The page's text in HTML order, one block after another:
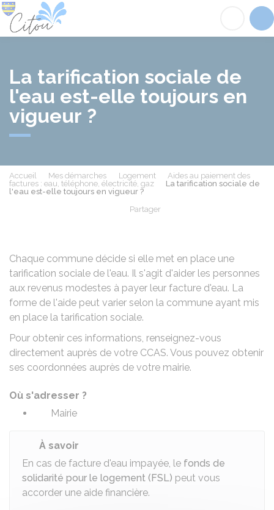
La tarification sociale de
l'eau est-elle toujours en
vigueur ?
Accueil Mes démarches Logement
Aides au paiement des
factures : eau, téléphone, électricité, gaz
La tarification sociale de
l'eau est-elle toujours en vigueur ?
Partager
Chaque commune décide si elle met en place une
tarification sociale de l'eau. Il s'agit d'aider les personnes
aux revenus modestes à payer leur facture d'eau. La
forme de l'aide peut varier selon la commune ayant mis
en place la tarification sociale.
Pour obtenir ces informations, renseignez-vous
directement auprès de votre CCAS. Vous pouvez obtenir
ses coordonnées auprès de votre mairie.
Où s'adresser ?
Mairie
À savoir
En cas de facture d'eau impayée, le fonds de
solidarité pour le logement (FSL) peut vous
accorder une aide financière.